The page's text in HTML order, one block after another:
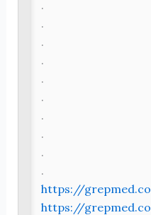
.
.
.
.
.
.
.
.
.
.
https://
https://